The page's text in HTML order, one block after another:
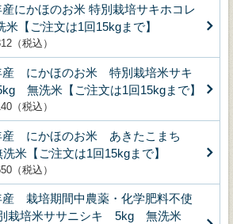
にかほのお米 特別栽培サキホコレ
米【ご注文は1回15kgまで】
（税込）
産 にかほのお米 特別栽培米サキ
無洗米【ご注文は1回15kgまで】
（税込）
産 にかほのお米 あきたこまち
米【ご注文は1回15kgまで】
（税込）
産 栽培期間中農薬・化学肥料不使
栽培米ササニシキ 5kg 無洗米